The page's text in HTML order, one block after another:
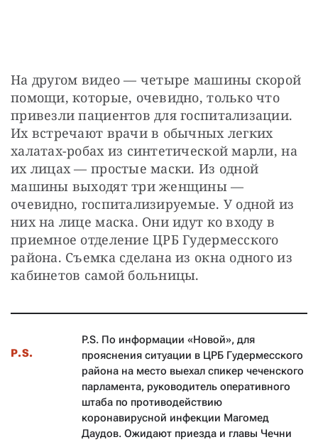
На другом видео — четыре машины скорой
помощи, которые, очевидно, только что
привезли пациентов для госпитализации.
Их встречают врачи в обычных легких
халатах-робах из синтетической марли, на
их лицах — простые маски. Из одной
машины выходят три женщины —
очевидно, госпитализируемые. У одной из
них на лице маска. Они идут ко входу в
приемное отделение ЦРБ Гудермесского
района. Съемка сделана из окна одного из
кабинетов самой больницы.
P.S.
P.S. По информации «Новой», для
прояснения ситуации в ЦРБ Гудермесского
района на место выехал спикер чеченского
парламента, руководитель оперативного
штаба по противодействию
коронавирусной инфекции Магомед
Даудов. Ожидают приезда и главы Чечни